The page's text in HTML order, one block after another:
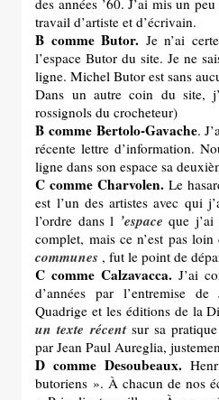
travail d’artiste et d’écrivain.
B comme Butor. Je n’ai
l’espace Butor du site. Je ne
ligne. Michel Butor est sans
Dans un autre coin du site,
rossignols du crocheteur)
B comme Bertolo-Gavache.
récente lettre d’information.
ligne dans son espace sa
C comme Charvolen. Le
est l’un des artistes avec qui
l’ordre dans l ’espace que j’ai
complet, mais ce n’est pas
communes , fut le point de
C comme Calzavacca. J’ai
d’années par l’entremise
Quadrige et les éditions de la
un texte récent sur sa
par Jean Paul Aureglia,
D comme Desoubeaux.
butoriens ». À chacun de nos